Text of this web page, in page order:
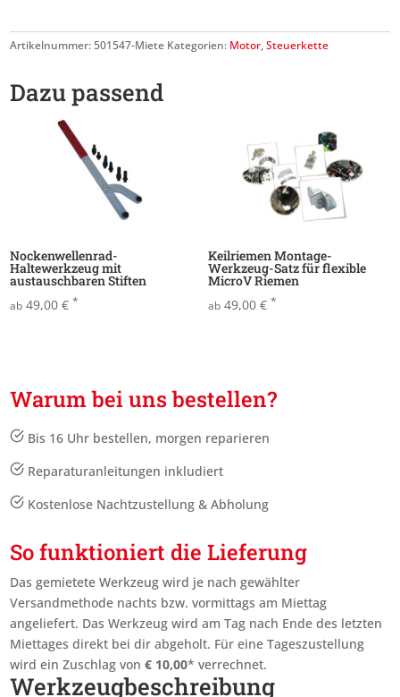
Artikelnummer:501547-Miete Kategorien: Motor,Steuerkette
Dazu passend
Nockenwellenrad-
Haltewerkzeug mit
austauschbaren Stiften
ab 49,00€ *
Keilriemen Montage-
Werkzeug-Satz für flexible
MicroV Riemen
ab 49,00 € *
Warum bei uns bestellen?
Bis 16 Uhr bestellen, morgen reparieren
Reparaturanleitungen inkludiert
Kostenlose Nachtzustellung & Abholung
So funktioniert die Lieferung
Das gemietete Werkzeug wird je nach gewählter
Versandmethode nachts bzw. vormittags am Miettag
angeliefert. Das Werkzeug wird am Tag nach Ende des letzten
Miettagesdirekt bei dir abgeholt. Für eine Tageszustellung
wird ein Zuschlag von€ 10,00* verrechnet.
Werkzeugbeschreibung